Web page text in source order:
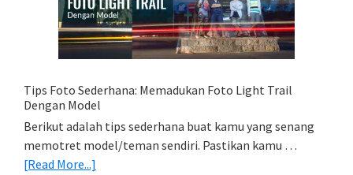
Untuk
Kamera
Kamu
Tips Foto Sederhana: Memadukan Foto Light Trail
Dengan Model
Berikut adalah tips sederhana buat kamu yang senang
memotret model/teman sendiri. Pastikan kamu …
[Read More...]